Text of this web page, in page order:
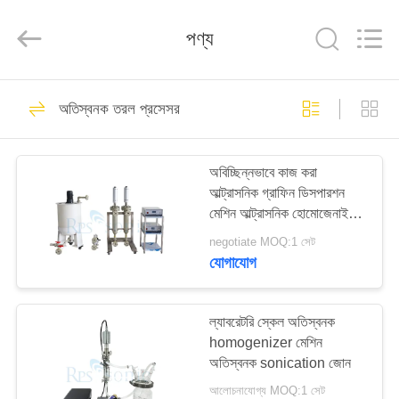
পণ্য
আমাদের
সম্পর্কে
কারখানা
Reserved.
অতিস্বনক eldালাই
101
অতিস্বনক eldালাই
ট্রান্সডুসার
51
পণ্য
অতিস্বনক তরল প্রসেসর
অবিচ্ছিন্নভাবে কাজ করা
আল্ট্রাসনিক গ্রাফিন ডিসপারশন
মেশিন আল্ট্রাসনিক হোমোজেনাইজার
negotiate MOQ:1 সেট
যোগাযোগ
ল্যাবরেটরি স্কেল অতিস্বনক
homogenizer মেশিন
অতিস্বনক sonication জোন
আলোচনাযোগ্য MOQ:1 সেট